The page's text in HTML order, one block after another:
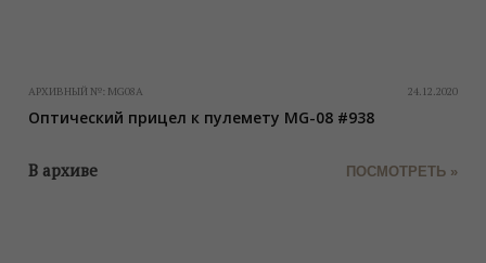
АРХИВНЫЙ №: MG08A 24.12.2020
Оптический прицел к пулемету MG-08 #938
В архиве ПОСМОТРЕТЬ »